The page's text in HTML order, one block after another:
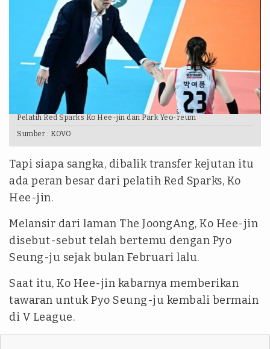
Pelatih Red Sparks Ko Hee-jin dan Park Yeo-reum
Sumber : KOVO
Tapi siapa sangka, dibalik transfer kejutan itu
ada peran besar dari pelatih Red Sparks, Ko
Hee-jin.
Melansir dari laman The JoongAng, Ko Hee-jin
disebut-sebut telah bertemu dengan Pyo
Seung-ju sejak bulan Februari lalu.
Saat itu, Ko Hee-jin kabarnya memberikan
tawaran untuk Pyo Seung-ju kembali bermain
di V League.